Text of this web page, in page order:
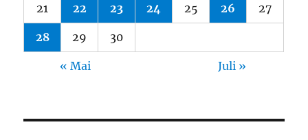
21 22 23 24 25 26 27
28 29 30
« Mai Juli »